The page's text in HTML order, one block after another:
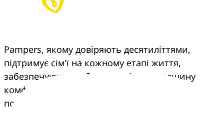
Pampers, якому довіряють десятиліттями,
підтримує сім'ї на кожному етапі життя,
забезпечуючи турботу, досвід та спадщину
комфорту, що переходить з покоління в
покоління.